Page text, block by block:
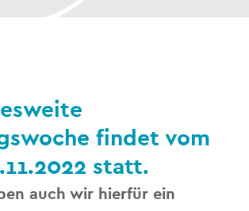
findet vom
statt.
auch wir hierfür ein